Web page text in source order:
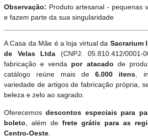
Observação: Produto artesanal - pequenas
e fazem parte da sua singularidade
A Casa da Mãe é a loja virtual da Sacrarium
de Velas Ltda (CNPJ: 05.810.412/0001-
fabricação e venda por atacado de
catálogo reúne mais de 6.000 itens ,
variedade de artigos de fabricação própria,
beleza e zelo ao sagrado.
Oferecemosdescontos especiais para
boleto , além de frete grátis para as
Centro-Oeste